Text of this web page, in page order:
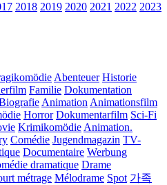
2018 2019 2020 2021 2022 2023
Abenteuer Historie
Familie Dokumentation
Animation Animationsfilm
Horror Dokumentarfilm Sci-Fi
Krimikomödie Animation.
Comédie Jugendmagazin TV-
Documentaire Werbung
dramatique Drame
métrage Mélodrame Spot 가족